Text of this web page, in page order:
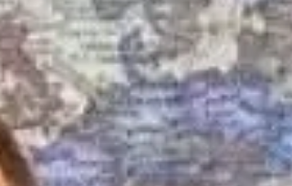
Eduardo Bolsonaro ao cargo de escrivão, carreira
qual estava afastado para exercer o cargo de
deputado federal. O filho do ex-presidente Jair
Bolsonaro está foragido em território norte-
americano. Eleito deputado federal pelo estado de
São Paulo pela primeira vez em 2015, Eduardo
Bolsonaro teve seu último mandato cassado no dia
18 de dez